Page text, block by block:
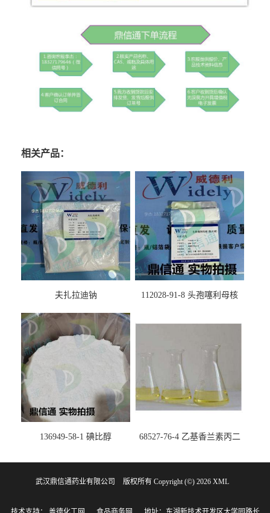
相关产品：
夫扎拉迪钠
112028-91-8 头孢噻利母核
136949-58-1 碘比醇
68527-76-4 乙基香兰素丙二
剂 -香精香料 -鼎信通李杰
武汉鼎信通药业有限公司 版权所有 Copyright (©) 2026 XML